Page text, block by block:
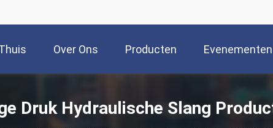
Over Ons Producten Evenementen
Druk Hydraulische Slang